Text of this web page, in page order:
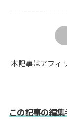
本記事はアフィ
この記事の編